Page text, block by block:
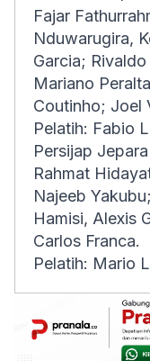
Fajar
Nduwarugira,
Garcia;
Mariano
Coutinho; Joel
Pelatih: Fabio
Persijap
Rahmat
Najeeb
Hamisi, Alexis
Carlos Franca.
Pelatih: Mario